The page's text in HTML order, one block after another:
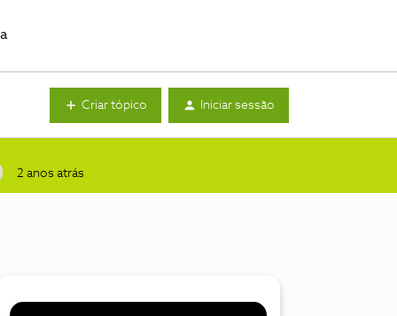
Criar tópico Iniciar sessão
2 anos atrás